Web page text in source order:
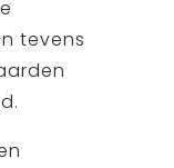
tevens